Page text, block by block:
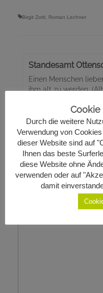
Birgit Zottl Roman Lechner
Standesamt
Einen Menschen
ihm alt zu werden.
Euren gemeinsamen
wünscht das
Schreibe einen
Deine E-Mail-
Erforderliche Felder
Durch die weitere
Verwendung von
dieser Website sind auf
Ihnen das beste
diese Website ohne
verwenden oder auf
damit